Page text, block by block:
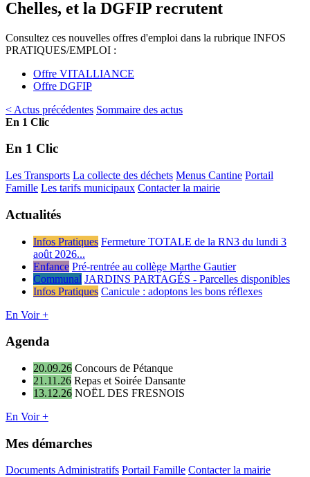
Chelles, et la DGFIP recrutent
Consultez ces nouvelles offres d'emploi dans la rubrique INFOS
PRATIQUES/EMPLOI :
Offre VITALLIANCE
Offre DGFIP
< Actus précédentes Sommaire des actus
En 1 Clic
En 1 Clic
Les Transports La collecte des déchets Menus Cantine Portail
Famille Les tarifs municipaux Contacter la mairie
Actualités
Infos Pratiques Fermeture TOTALE de la RN3 du lundi 3
août 2026...
Enfance Pré-rentrée au collège Marthe Gautier
Communal JARDINS PARTAGÉS - Parcelles disponibles
Infos Pratiques Canicule : adoptons les bons réflexes
En Voir +
Agenda
20.09.26 Concours de Pétanque
21.11.26 Repas et Soirée Dansante
13.12.26 NOËL DES FRESNOIS
En Voir +
Mes démarches
Documents Administratifs Portail Famille Contacter la mairie